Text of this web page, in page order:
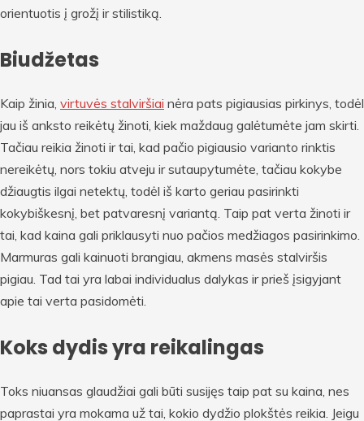
orientuotis į grožį ir stilistiką.
Biudžetas
Kaip žinia, virtuvės stalviršiai nėra pats pigiausias pirkinys, todėl
jau iš anksto reikėtų žinoti, kiek maždaug galėtumėte jam skirti.
Tačiau reikia žinoti ir tai, kad pačio pigiausio varianto rinktis
nereikėtų, nors tokiu atveju ir sutaupytumėte, tačiau kokybe
džiaugtis ilgai netektų, todėl iš karto geriau pasirinkti
kokybiškesnį, bet patvaresnį variantą. Taip pat verta žinoti ir
tai, kad kaina gali priklausyti nuo pačios medžiagos pasirinkimo.
Marmuras gali kainuoti brangiau, akmens masės stalviršis
pigiau. Tad tai yra labai individualus dalykas ir prieš įsigyjant
apie tai verta pasidomėti.
Koks dydis yra reikalingas
Toks niuansas glaudžiai gali būti susijęs taip pat su kaina, nes
paprastai yra mokama už tai, kokio dydžio plokštės reikia. Jeigu